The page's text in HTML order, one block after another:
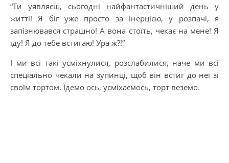
“Ти уявляєш, сьогодні найфантастичніший день у
житті! Я біг уже просто за інерцією, у розпачі, я
запізнювався страшно! А вона стоїть, чекає на мене! Я
їду! Я до тебе встигаю! Ура ж?!”
І ми всі такі усміхнулися, розслабилися, наче ми всі
спеціально чекали на зупинці, щоб він встиг до неї зі
своїм тортом. Їдемо ось, усміхаємось, торт веземо.